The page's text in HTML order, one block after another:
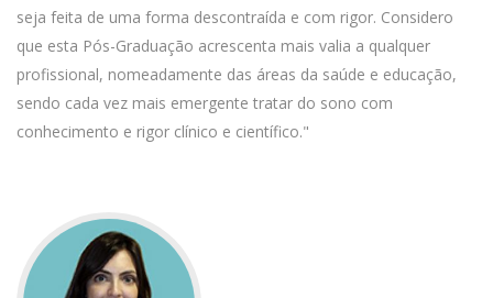
seja feita de uma forma descontraída e com rigor. Considero
que esta Pós-Graduação acrescenta mais valia a qualquer
profissional, nomeadamente das áreas da saúde e educação,
sendo cada vez mais emergente tratar do sono com
conhecimento e rigor clínico e científico."